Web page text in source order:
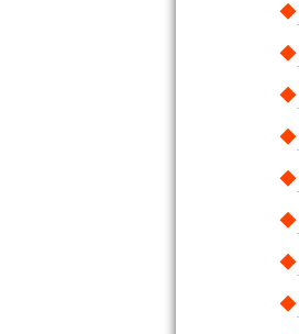
◆
◆
◆
◆
◆
◆
◆
◆